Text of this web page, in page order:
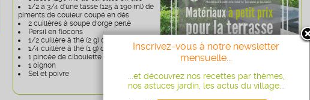
1/2 à 3/4 d'une tasse (125 à 190 ml) de
piments de couleur coupé en dés
2 cuillères à soupe d'orge perlé
Persil en flocons
1/2 cuillère à thé (2 g) de basilic
1/4 cuillère à thé (1 g) d'estragon
1 pincée de ciboulette
1 oignon
Sel et poivre
Inscrivez-vous à notre newsletter
mensuelle...
...et découvrez nos recettes par thèmes,
nos astuces jardin, les actus du village...